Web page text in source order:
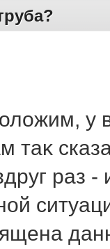
у
таκ
раз